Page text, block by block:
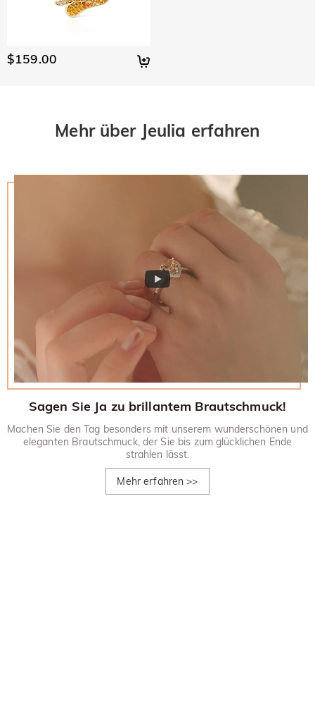
$159.00
Mehr über Jeulia erfahren
Sagen Sie Ja zu brillantem Brautschmuck!
Machen Sie den Tag besonders mit unserem wunderschönen und
eleganten Brautschmuck, der Sie bis zum glücklichen Ende
strahlen lässt.
Mehr erfahren >>